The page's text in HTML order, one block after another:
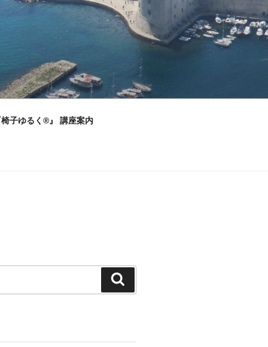
子ゆるく®』 講座案内